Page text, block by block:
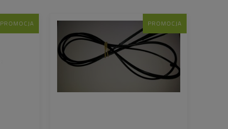
PROMOCJA PROMOCJA